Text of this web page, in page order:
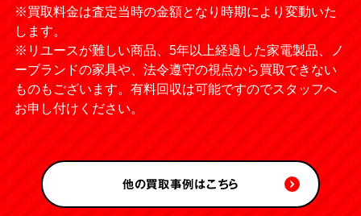
※買取料金は査定当時の金額となり時期により変動いた
します。
※リユースが難しい商品、5年以上経過した家電製品、ノ
ーブランドの家具や、法令遵守の視点から買取できない
ものもございます。有料回収は可能ですのでスタッフへ
お申し付けください。
他の買取事例はこちら